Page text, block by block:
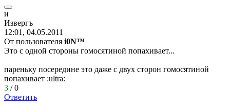
и
Извергъ
12:01, 04.05.2011
От пользователя i0N™
Это с одной стороны гомосятиной попахивает...
пареньку посередине это даже с двух сторон гомосятиной
попахивает :ultra:
3 /0
Ответить